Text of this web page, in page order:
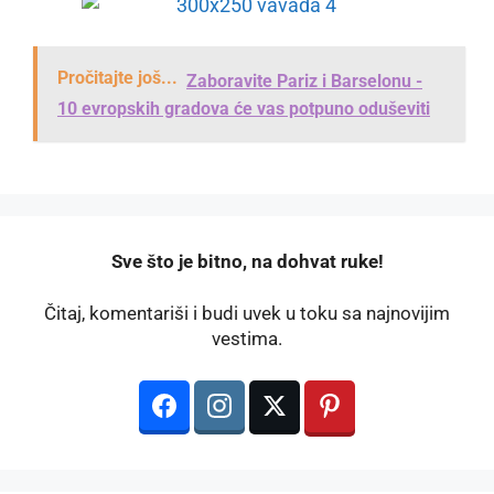
Pročitajte još... Zaboravite Pariz i Barselonu -
10 evropskih gradova će vas potpuno oduševiti
️Sve što je bitno, na dohvat ruke!
Čitaj, komentariši i budi uvek u toku sa najnovijim
vestima.